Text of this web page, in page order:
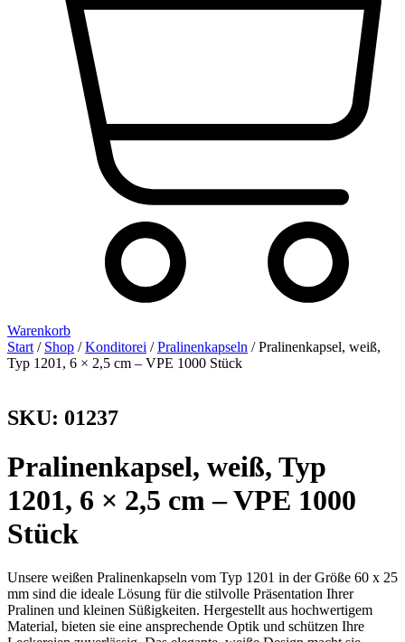
Warenkorb
Start / Shop /Konditorei /Pralinenkapseln / Pralinenkapsel, weiß,
Typ 1201, 6 × 2,5 cm – VPE 1000 Stück
SKU: 01237
Pralinenkapsel, weiß, Typ
1201, 6 × 2,5 cm – VPE 1000
Stück
Unsere weißen Pralinenkapseln vom Typ 1201 in der Größe 60 x 25
mm sind die ideale Lösung für die stilvolle Präsentation Ihrer
Pralinen und kleinen Süßigkeiten. Hergestellt aus hochwertigem
Material, bieten sie eine ansprechende Optik und schützen Ihre